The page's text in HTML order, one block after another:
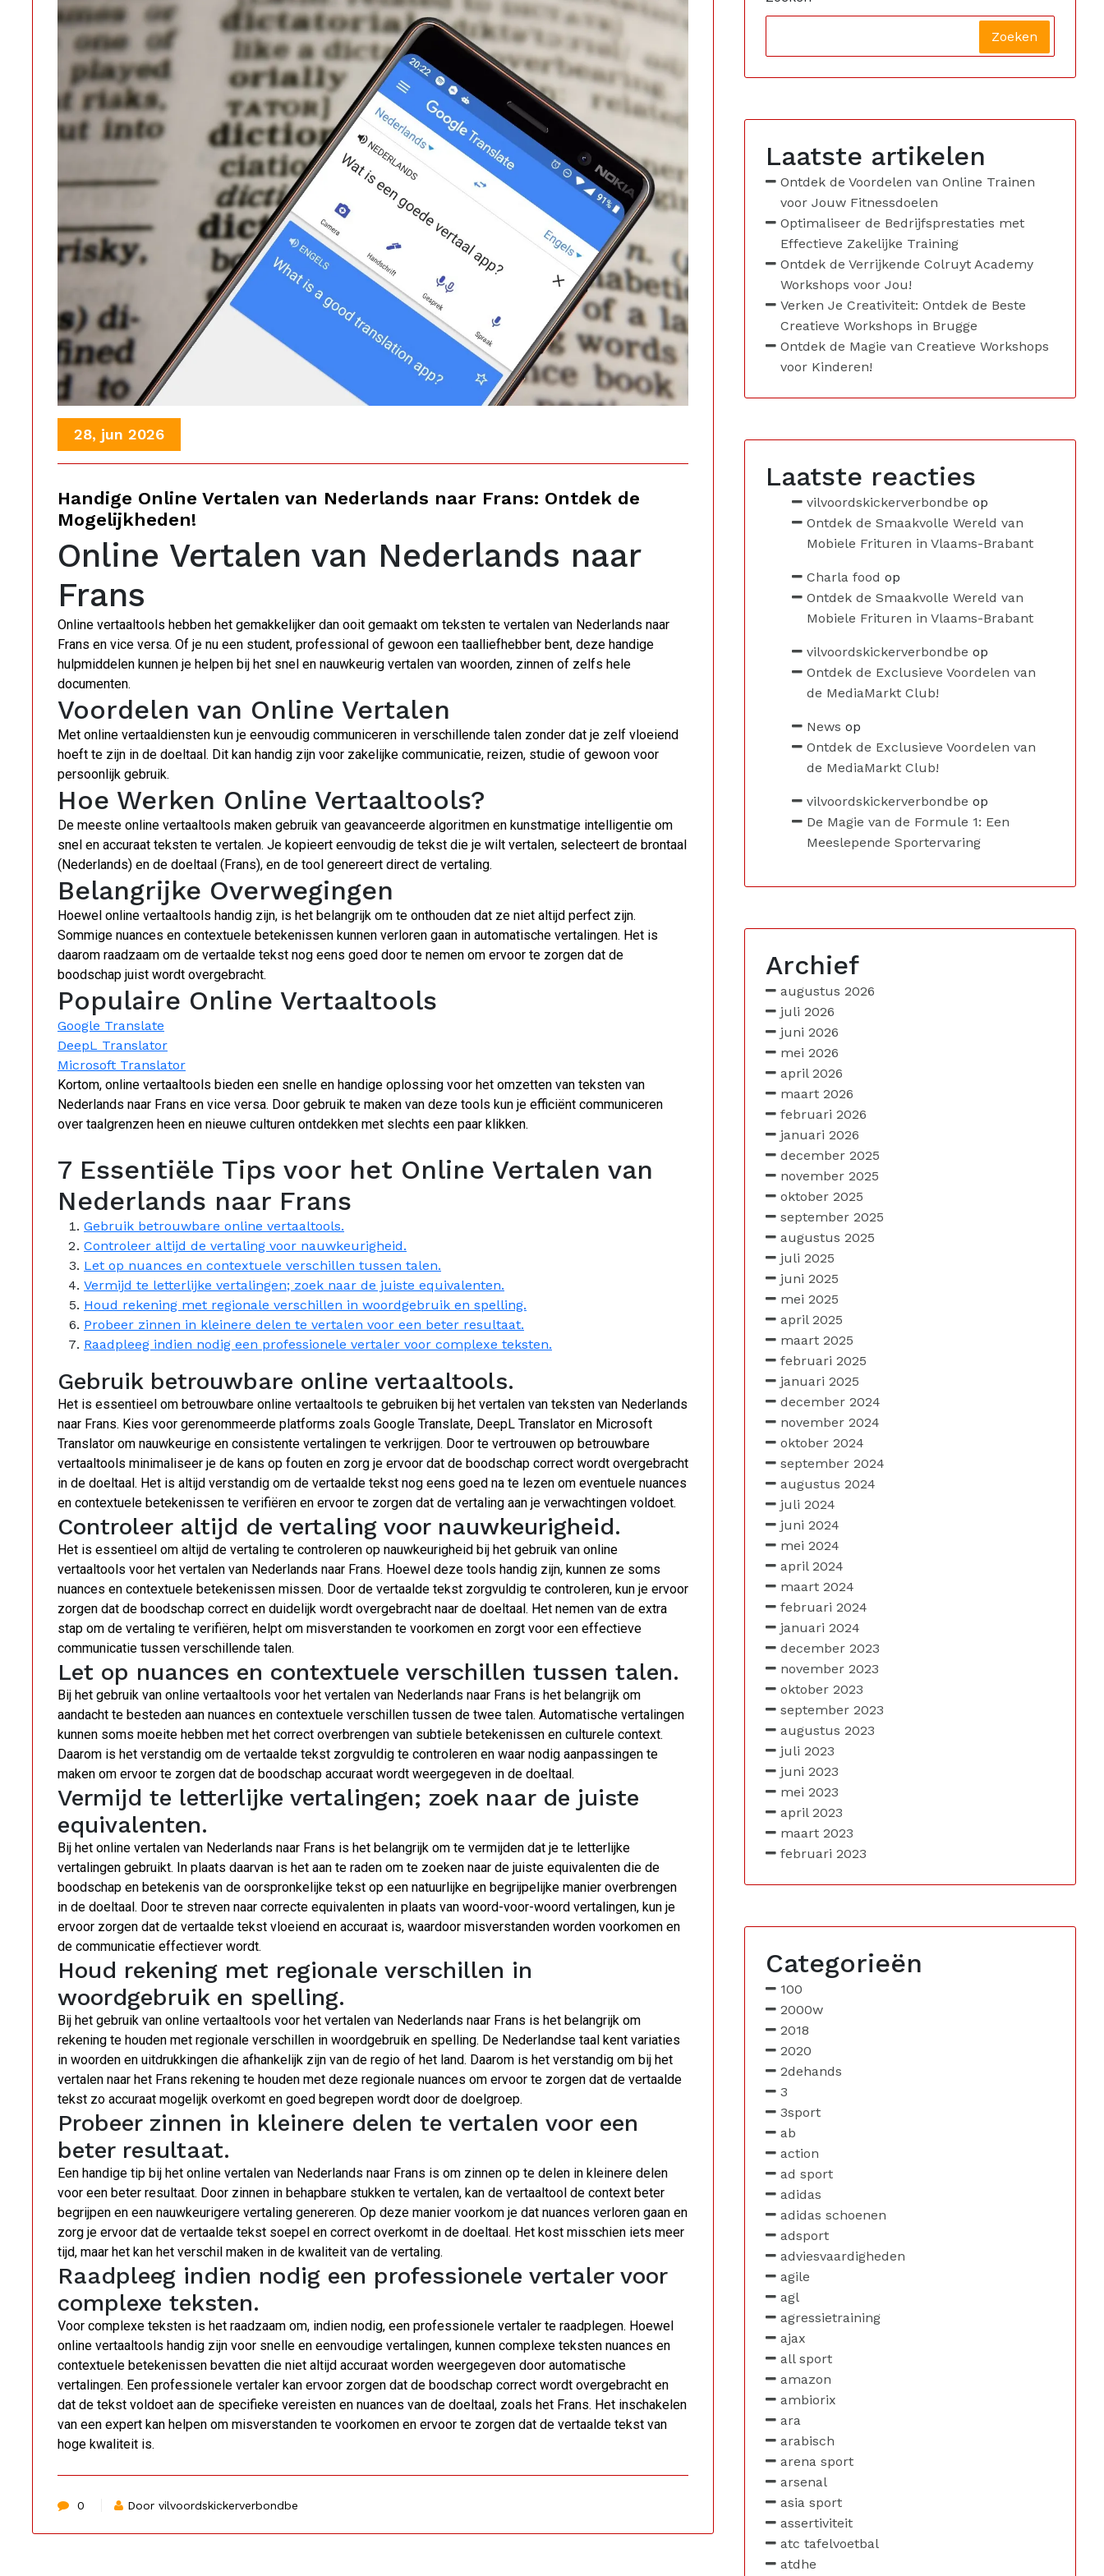
28, jun 2026
Handige Online Vertalen van Nederlands naar Frans: Ontdek de
Mogelijkheden!
Online Vertalen van Nederlands naar
Frans
Online vertaaltools hebben het gemakkelijker dan ooit gemaakt om teksten te vertalen van Nederlands naar
Frans en vice versa. Of je nu een student, professional of gewoon een taalliefhebber bent, deze handige
hulpmiddelen kunnen je helpen bij het snel en nauwkeurig vertalen van woorden, zinnen of zelfs hele
documenten.
Voordelen van Online Vertalen
Met online vertaaldiensten kun je eenvoudig communiceren in verschillende talen zonder dat je zelf vloeiend
hoeft te zijn in de doeltaal. Dit kan handig zijn voor zakelijke communicatie, reizen, studie of gewoon voor
persoonlijk gebruik.
Hoe Werken Online Vertaaltools?
De meeste online vertaaltools maken gebruik van geavanceerde algoritmen en kunstmatige intelligentie om
snel en accuraat teksten te vertalen. Je kopieert eenvoudig de tekst die je wilt vertalen, selecteert de brontaal
(Nederlands) en de doeltaal (Frans), en de tool genereert direct de vertaling.
Belangrijke Overwegingen
Hoewel online vertaaltools handig zijn, is het belangrijk om te onthouden dat ze niet altijd perfect zijn.
Sommige nuances en contextuele betekenissen kunnen verloren gaan in automatische vertalingen. Het is
daarom raadzaam om de vertaalde tekst nog eens goed door te nemen om ervoor te zorgen dat de
boodschap juist wordt overgebracht.
Populaire Online Vertaaltools
Google Translate
DeepL Translator
Microsoft Translator
Kortom, online vertaaltools bieden een snelle en handige oplossing voor het omzetten van teksten van
Nederlands naar Frans en vice versa. Door gebruik te maken van deze tools kun je efficiënt communiceren
over taalgrenzen heen en nieuwe culturen ontdekken met slechts een paar klikken.
7 Essentiële Tips voor het Online Vertalen van
Nederlands naar Frans
Gebruik betrouwbare online vertaaltools.
Controleer altijd de vertaling voor nauwkeurigheid.
Let op nuances en contextuele verschillen tussen talen.
Vermijd te letterlijke vertalingen; zoek naar de juiste equivalenten.
Houd rekening met regionale verschillen in woordgebruik en spelling.
Probeer zinnen in kleinere delen te vertalen voor een beter resultaat.
Raadpleeg indien nodig een professionele vertaler voor complexe teksten.
Gebruik betrouwbare online vertaaltools.
Het is essentieel om betrouwbare online vertaaltools te gebruiken bij het vertalen van teksten van Nederlands
naar Frans. Kies voor gerenommeerde platforms zoals Google Translate, DeepL Translator en Microsoft
Translator om nauwkeurige en consistente vertalingen te verkrijgen. Door te vertrouwen op betrouwbare
vertaaltools minimaliseer je de kans op fouten en zorg je ervoor dat de boodschap correct wordt overgebracht
in de doeltaal. Het is altijd verstandig om de vertaalde tekst nog eens goed na te lezen om eventuele nuances
en contextuele betekenissen te verifiëren en ervoor te zorgen dat de vertaling aan je verwachtingen voldoet.
Controleer altijd de vertaling voor nauwkeurigheid.
Het is essentieel om altijd de vertaling te controleren op nauwkeurigheid bij het gebruik van online
vertaaltools voor het vertalen van Nederlands naar Frans. Hoewel deze tools handig zijn, kunnen ze soms
nuances en contextuele betekenissen missen. Door de vertaalde tekst zorgvuldig te controleren, kun je ervoor
zorgen dat de boodschap correct en duidelijk wordt overgebracht naar de doeltaal. Het nemen van de extra
stap om de vertaling te verifiëren, helpt om misverstanden te voorkomen en zorgt voor een effectieve
communicatie tussen verschillende talen.
Let op nuances en contextuele verschillen tussen talen.
Bij het gebruik van online vertaaltools voor het vertalen van Nederlands naar Frans is het belangrijk om
aandacht te besteden aan nuances en contextuele verschillen tussen de twee talen. Automatische vertalingen
kunnen soms moeite hebben met het correct overbrengen van subtiele betekenissen en culturele context.
Daarom is het verstandig om de vertaalde tekst zorgvuldig te controleren en waar nodig aanpassingen te
maken om ervoor te zorgen dat de boodschap accuraat wordt weergegeven in de doeltaal.
Vermijd te letterlijke vertalingen; zoek naar de juiste
equivalenten.
Bij het online vertalen van Nederlands naar Frans is het belangrijk om te vermijden dat je te letterlijke
vertalingen gebruikt. In plaats daarvan is het aan te raden om te zoeken naar de juiste equivalenten die de
boodschap en betekenis van de oorspronkelijke tekst op een natuurlijke en begrijpelijke manier overbrengen
in de doeltaal. Door te streven naar correcte equivalenten in plaats van woord-voor-woord vertalingen, kun je
ervoor zorgen dat de vertaalde tekst vloeiend en accuraat is, waardoor misverstanden worden voorkomen en
de communicatie effectiever wordt.
Houd rekening met regionale verschillen in
woordgebruik en spelling.
Bij het gebruik van online vertaaltools voor het vertalen van Nederlands naar Frans is het belangrijk om
rekening te houden met regionale verschillen in woordgebruik en spelling. De Nederlandse taal kent variaties
in woorden en uitdrukkingen die afhankelijk zijn van de regio of het land. Daarom is het verstandig om bij het
vertalen naar het Frans rekening te houden met deze regionale nuances om ervoor te zorgen dat de vertaalde
tekst zo accuraat mogelijk overkomt en goed begrepen wordt door de doelgroep.
Probeer zinnen in kleinere delen te vertalen voor een
beter resultaat.
Een handige tip bij het online vertalen van Nederlands naar Frans is om zinnen op te delen in kleinere delen
voor een beter resultaat. Door zinnen in behapbare stukken te vertalen, kan de vertaaltool de context beter
begrijpen en een nauwkeurigere vertaling genereren. Op deze manier voorkom je dat nuances verloren gaan en
zorg je ervoor dat de vertaalde tekst soepel en correct overkomt in de doeltaal. Het kost misschien iets meer
tijd, maar het kan het verschil maken in de kwaliteit van de vertaling.
Raadpleeg indien nodig een professionele vertaler voor
complexe teksten.
Voor complexe teksten is het raadzaam om, indien nodig, een professionele vertaler te raadplegen. Hoewel
online vertaaltools handig zijn voor snelle en eenvoudige vertalingen, kunnen complexe teksten nuances en
contextuele betekenissen bevatten die niet altijd accuraat worden weergegeven door automatische
vertalingen. Een professionele vertaler kan ervoor zorgen dat de boodschap correct wordt overgebracht en
dat de tekst voldoet aan de specifieke vereisten en nuances van de doeltaal, zoals het Frans. Het inschakelen
van een expert kan helpen om misverstanden te voorkomen en ervoor te zorgen dat de vertaalde tekst van
hoge kwaliteit is.
0 Door vilvoordskickerverbondbe
Zoeken
Laatste artikelen
Ontdek de Voordelen van Online Trainen
voor Jouw Fitnessdoelen
Optimaliseer de Bedrijfsprestaties met
Effectieve Zakelijke Training
Ontdek de Verrijkende Colruyt Academy
Workshops voor Jou!
Verken Je Creativiteit: Ontdek de Beste
Creatieve Workshops in Brugge
Ontdek de Magie van Creatieve Workshops
voor Kinderen!
Laatste reacties
vilvoordskickerverbondbe op
Ontdek de Smaakvolle Wereld van
Mobiele Frituren in Vlaams-Brabant
Charla food op
Ontdek de Smaakvolle Wereld van
Mobiele Frituren in Vlaams-Brabant
vilvoordskickerverbondbe op
Ontdek de Exclusieve Voordelen van
de MediaMarkt Club!
News op
Ontdek de Exclusieve Voordelen van
de MediaMarkt Club!
vilvoordskickerverbondbe op
De Magie van de Formule 1: Een
Meeslepende Sportervaring
Archief
augustus 2026
juli 2026
juni 2026
mei 2026
april 2026
maart 2026
februari 2026
januari 2026
december 2025
november 2025
oktober 2025
september 2025
augustus 2025
juli 2025
juni 2025
mei 2025
april 2025
maart 2025
februari 2025
januari 2025
december 2024
november 2024
oktober 2024
september 2024
augustus 2024
juli 2024
juni 2024
mei 2024
april 2024
maart 2024
februari 2024
januari 2024
december 2023
november 2023
oktober 2023
september 2023
augustus 2023
juli 2023
juni 2023
mei 2023
april 2023
maart 2023
februari 2023
Categorieën
100
2000w
2018
2020
2dehands
3
3sport
ab
action
ad sport
adidas
adidas schoenen
adsport
adviesvaardigheden
agile
agl
agressietraining
ajax
all sport
amazon
ambiorix
ara
arabisch
arena sport
arsenal
asia sport
assertiviteit
atc tafelvoetbal
atdhe